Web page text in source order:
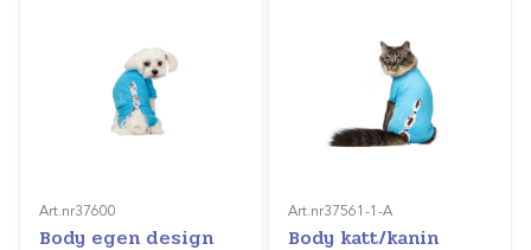
Art.nr37600
Body egen design
Art.nr37561-1-A
Body katt/kanin